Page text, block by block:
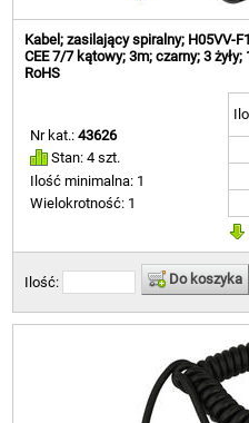
Kabel; zasilający spiralny; H05VV-
CEE 7/7 kątowy; 3m; czarny; 3
RoHS
Nr kat.:43626
Stan: 4 szt.
Ilość minimalna: 1
Wielokrotność: 1
Ilość: Do koszyka